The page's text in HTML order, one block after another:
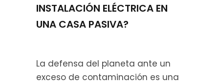
INSTALACIÓN ELÉCTRICA EN
UNA CASA PASIVA?
La defensa del planeta ante un
exceso de contaminación es una